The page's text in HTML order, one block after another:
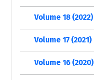
Volume 18 (2022)
Volume 17 (2021)
Volume 16 (2020)